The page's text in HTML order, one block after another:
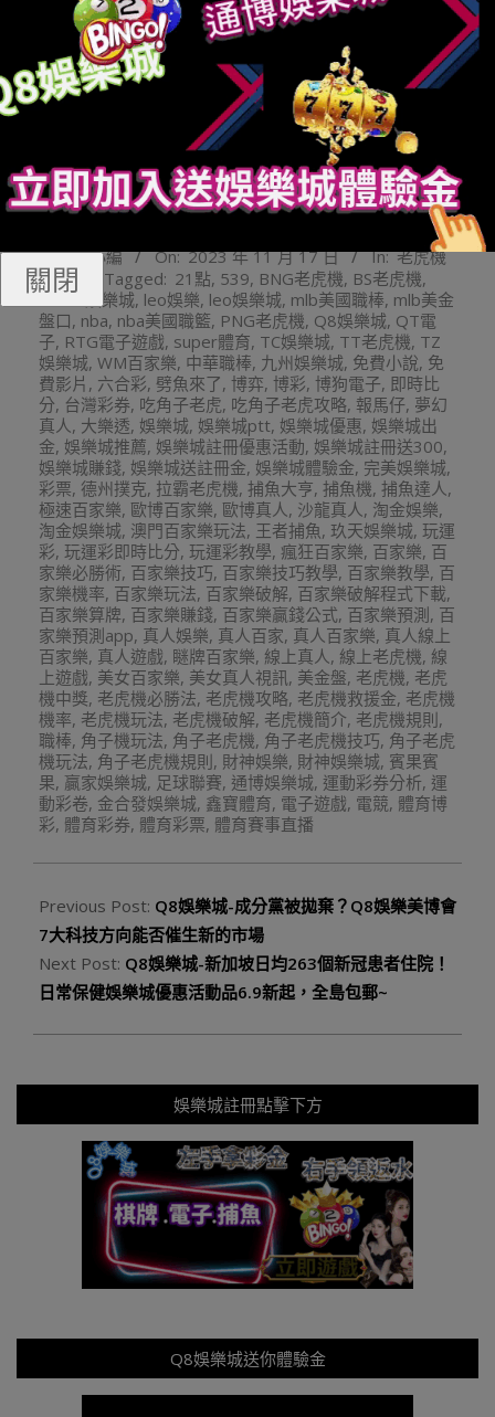
Q8娛樂城
線上老虎機
娛樂城註冊
財神娛樂
玩運彩投注
11-
17
By: q8小編 On: 2023 年 11 月 17 日 In: 老虎機
攻略
Tagged: 21點, 539, BNG老虎機, BS老虎機,
HOYA娛樂城, leo娛樂, leo娛樂城, mlb美國職棒, mlb美金
盤口, nba, nba美國職籃, PNG老虎機, Q8娛樂城, QT電
子, RTG電子遊戲, super體育, TC娛樂城, TT老虎機, TZ
娛樂城, WM百家樂, 中華職棒, 九州娛樂城, 免費小說, 免
費影片 , 六合彩, 劈魚來了, 博弈, 博彩, 博狗電子, 即時比
分, 台灣彩券, 吃角子老虎, 吃角子老虎攻略, 報馬仔, 夢幻
真人, 大樂透, 娛樂城, 娛樂城ptt, 娛樂城優惠, 娛樂城出
金, 娛樂城推薦, 娛樂城註冊優惠活動, 娛樂城註冊送300,
娛樂城賺錢, 娛樂城送註冊金, 娛樂城體驗金, 完美娛樂城,
彩票, 德州撲克, 拉霸老虎機, 捕魚大亨, 捕魚機, 捕魚達人,
極速百家樂, 歐博百家樂, 歐博真人, 沙龍真人, 淘金娛樂,
淘金娛樂城, 澳門百家樂玩法, 王者捕魚, 玖天娛樂城, 玩運
彩, 玩運彩即時比分, 玩運彩教學, 瘋狂百家樂, 百家樂, 百
家樂必勝術, 百家樂技巧, 百家樂技巧教學, 百家樂教學, 百
家樂機率, 百家樂玩法, 百家樂破解, 百家樂破解程式下載,
百家樂算牌, 百家樂賺錢, 百家樂贏錢公式, 百家樂預測 , 百
家樂預測app, 真人娛樂, 真人百家, 真人百家樂, 真人線上
百家樂, 真人遊戲, 瞇牌百家樂, 線上真人, 線上老虎機, 線
上遊戲, 美女百家樂, 美女真人視訊, 美金盤, 老虎機, 老虎
機中獎, 老虎機必勝法, 老虎機攻略, 老虎機救援金, 老虎機
機率, 老虎機玩法, 老虎機破解, 老虎機簡介, 老虎機規則,
職棒, 角子機玩法, 角子老虎機, 角子老虎機技巧, 角子老虎
機玩法, 角子老虎機規則, 財神娛樂, 財神娛樂城, 賓果賓
果, 贏家娛樂城, 足球聯賽, 通博娛樂城, 運動彩券分析, 運
動彩卷, 金合發娛樂城, 鑫寶體育, 電子遊戲, 電競, 體育博
彩, 體育彩券, 體育彩票, 體育賽事直播
Previous Post: Q8娛樂城-成分黨被拋棄？Q8娛樂美博會
7大科技方向能否催生新的市場
Next Post: Q8娛樂城-新加坡日均263個新冠患者住院！
日常保健娛樂城優惠活動品6.9新起，全島包郵~
娛樂城註冊點擊下方
Q8娛樂城送你體驗金
關閉